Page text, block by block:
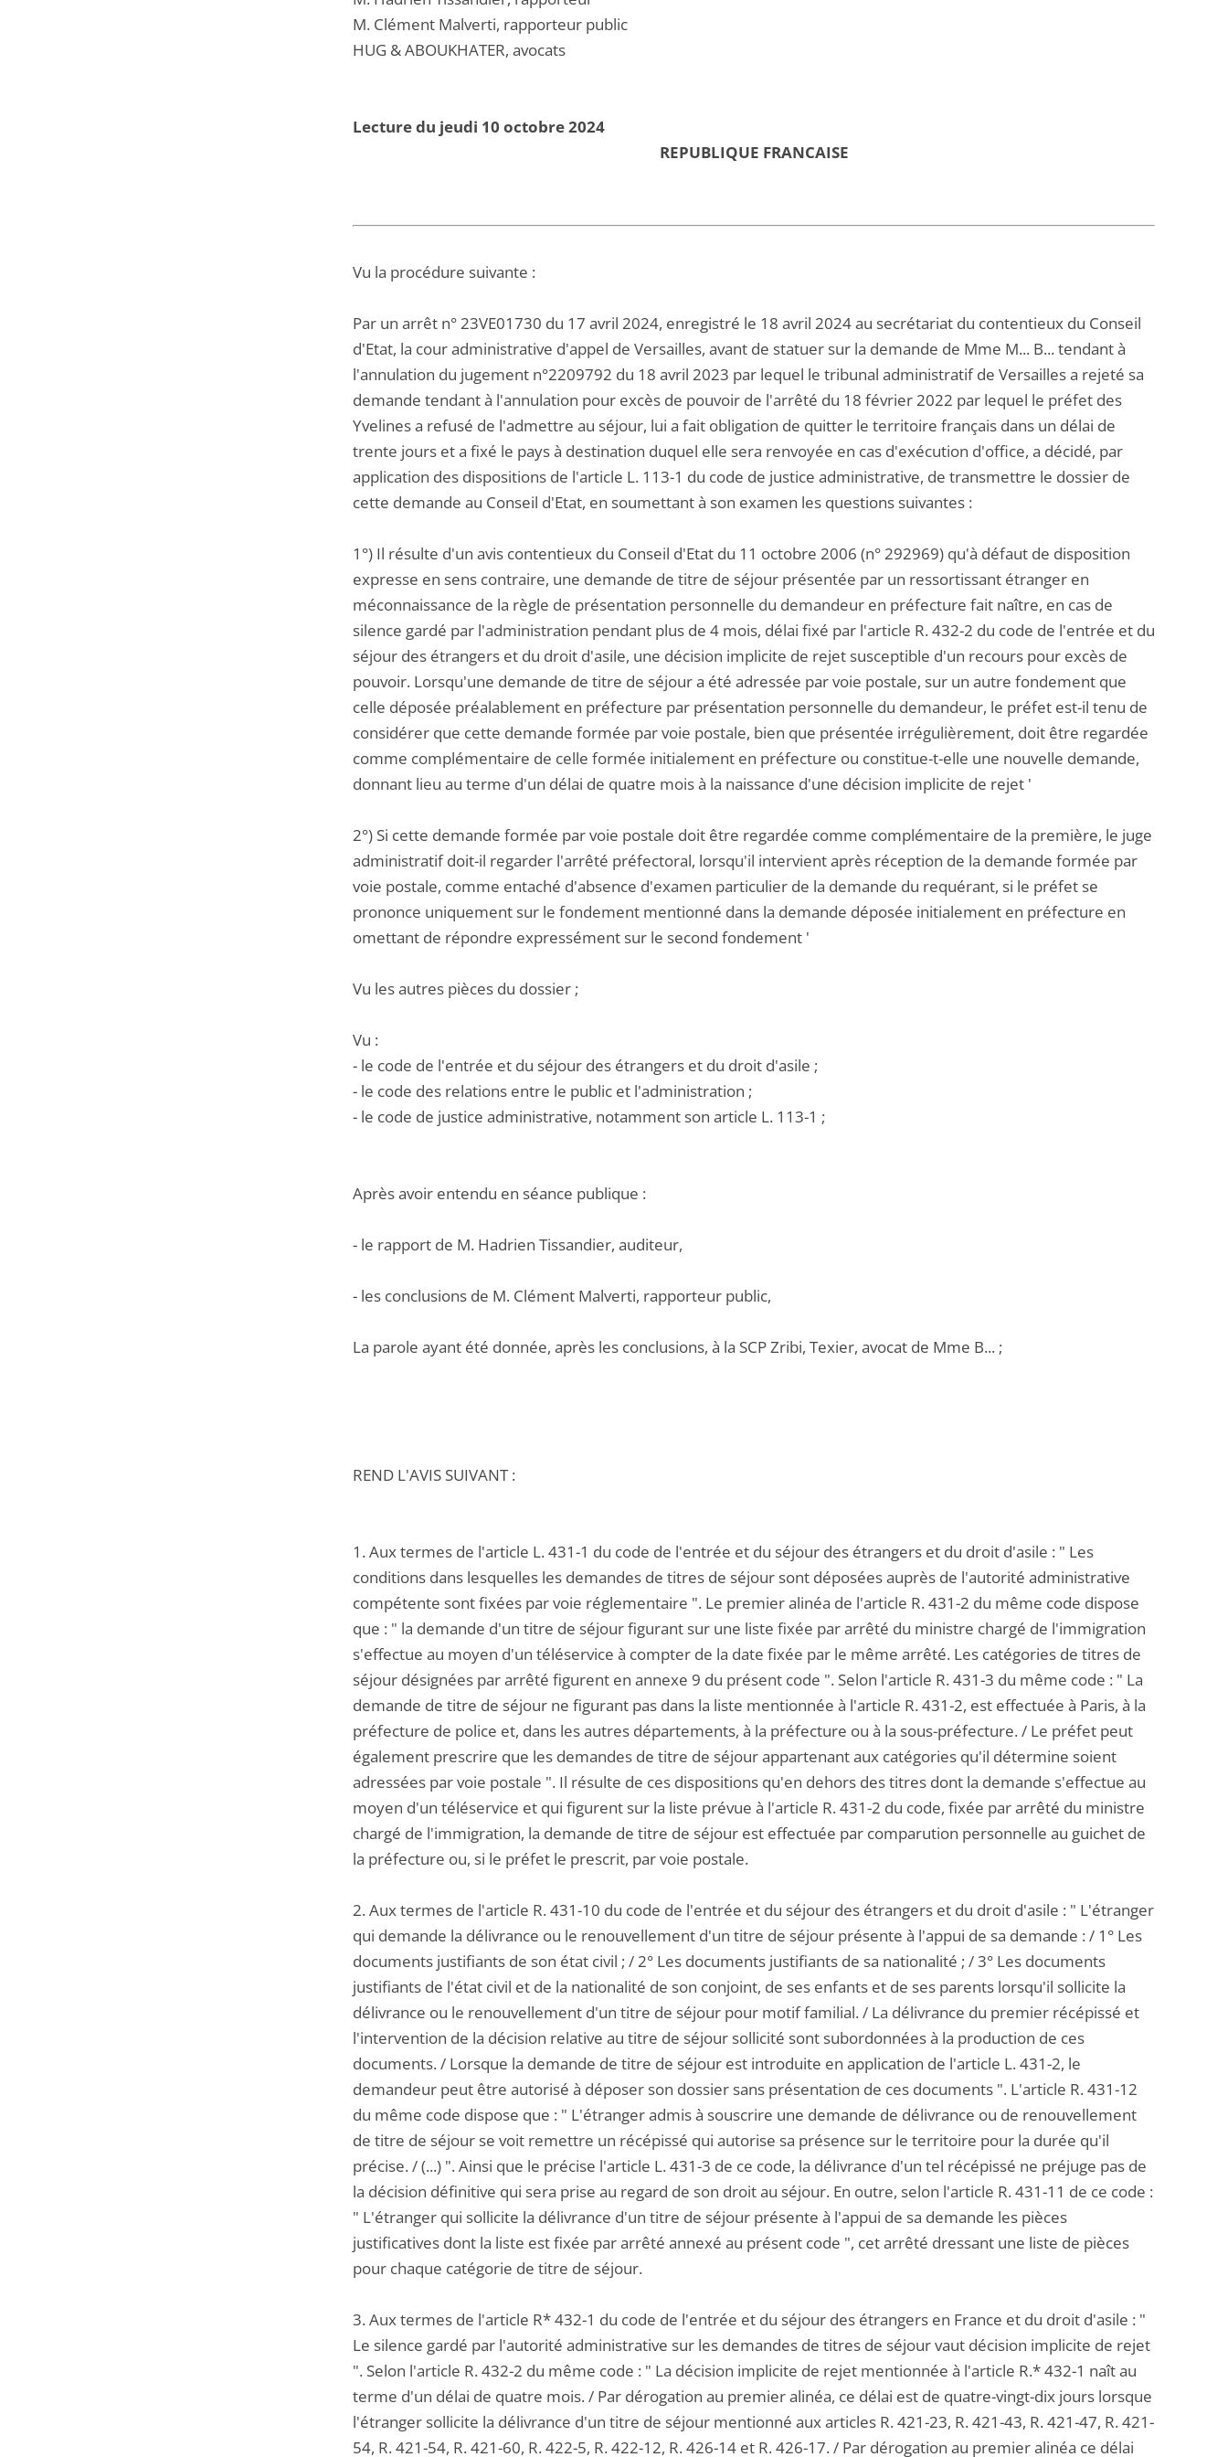
M. Clément Malverti, rapporteur public
HUG & ABOUKHATER, avocats
Lecture du jeudi 10 octobre 2024
REPUBLIQUE FRANCAISE
Vu la procédure suivante :
Par un arrêt n° 23VE01730 du 17 avril 2024, enregistré le 18 avril 2024 au secrétariat du contentieux du Conseil
d'Etat, la cour administrative d'appel de Versailles, avant de statuer sur la demande de Mme M... B... tendant à
l'annulation du jugement n°2209792 du 18 avril 2023 par lequel le tribunal administratif de Versailles a rejeté sa
demande tendant à l'annulation pour excès de pouvoir de l'arrêté du 18 février 2022 par lequel le préfet des
Yvelines a refusé de l'admettre au séjour, lui a fait obligation de quitter le territoire français dans un délai de
trente jours et a fixé le pays à destination duquel elle sera renvoyée en cas d'exécution d'office, a décidé, par
application des dispositions de l'article L. 113-1 du code de justice administrative, de transmettre le dossier de
cette demande au Conseil d'Etat, en soumettant à son examen les questions suivantes :
1°) Il résulte d'un avis contentieux du Conseil d'Etat du 11 octobre 2006 (n° 292969) qu'à défaut de disposition
expresse en sens contraire, une demande de titre de séjour présentée par un ressortissant étranger en
méconnaissance de la règle de présentation personnelle du demandeur en préfecture fait naître, en cas de
silence gardé par l'administration pendant plus de 4 mois, délai fixé par l'article R. 432-2 du code de l'entrée et du
séjour des étrangers et du droit d'asile, une décision implicite de rejet susceptible d'un recours pour excès de
pouvoir. Lorsqu'une demande de titre de séjour a été adressée par voie postale, sur un autre fondement que
celle déposée préalablement en préfecture par présentation personnelle du demandeur, le préfet est-il tenu de
considérer que cette demande formée par voie postale, bien que présentée irrégulièrement, doit être regardée
comme complémentaire de celle formée initialement en préfecture ou constitue-t-elle une nouvelle demande,
donnant lieu au terme d'un délai de quatre mois à la naissance d'une décision implicite de rejet '
2°) Si cette demande formée par voie postale doit être regardée comme complémentaire de la première, le juge
administratif doit-il regarder l'arrêté préfectoral, lorsqu'il intervient après réception de la demande formée par
voie postale, comme entaché d'absence d'examen particulier de la demande du requérant, si le préfet se
prononce uniquement sur le fondement mentionné dans la demande déposée initialement en préfecture en
omettant de répondre expressément sur le second fondement '
Vu les autres pièces du dossier ;
Vu :
- le code de l'entrée et du séjour des étrangers et du droit d'asile ;
- le code des relations entre le public et l'administration ;
- le code de justice administrative, notamment son article L. 113-1 ;
Après avoir entendu en séance publique :
- le rapport de M. Hadrien Tissandier, auditeur,
- les conclusions de M. Clément Malverti, rapporteur public,
La parole ayant été donnée, après les conclusions, à la SCP Zribi, Texier, avocat de Mme B... ;
REND L'AVIS SUIVANT :
1. Aux termes de l'article L. 431-1 du code de l'entrée et du séjour des étrangers et du droit d'asile : " Les
conditions dans lesquelles les demandes de titres de séjour sont déposées auprès de l'autorité administrative
compétente sont fixées par voie réglementaire ". Le premier alinéa de l'article R. 431-2 du même code dispose
que : " la demande d'un titre de séjour figurant sur une liste fixée par arrêté du ministre chargé de l'immigration
s'effectue au moyen d'un téléservice à compter de la date fixée par le même arrêté. Les catégories de titres de
séjour désignées par arrêté figurent en annexe 9 du présent code ". Selon l'article R. 431-3 du même code : " La
demande de titre de séjour ne figurant pas dans la liste mentionnée à l'article R. 431-2, est effectuée à Paris, à la
préfecture de police et, dans les autres départements, à la préfecture ou à la sous-préfecture. / Le préfet peut
également prescrire que les demandes de titre de séjour appartenant aux catégories qu'il détermine soient
adressées par voie postale ". Il résulte de ces dispositions qu'en dehors des titres dont la demande s'effectue au
moyen d'un téléservice et qui figurent sur la liste prévue à l'article R. 431-2 du code, fixée par arrêté du ministre
chargé de l'immigration, la demande de titre de séjour est effectuée par comparution personnelle au guichet de
la préfecture ou, si le préfet le prescrit, par voie postale.
2. Aux termes de l'article R. 431-10 du code de l'entrée et du séjour des étrangers et du droit d'asile : " L'étranger
qui demande la délivrance ou le renouvellement d'un titre de séjour présente à l'appui de sa demande : / 1° Les
documents justifiants de son état civil ; / 2° Les documents justifiants de sa nationalité ; / 3° Les documents
justifiants de l'état civil et de la nationalité de son conjoint, de ses enfants et de ses parents lorsqu'il sollicite la
délivrance ou le renouvellement d'un titre de séjour pour motif familial. / La délivrance du premier récépissé et
l'intervention de la décision relative au titre de séjour sollicité sont subordonnées à la production de ces
documents. / Lorsque la demande de titre de séjour est introduite en application de l'article L. 431-2, le
demandeur peut être autorisé à déposer son dossier sans présentation de ces documents ". L'article R. 431-12
du même code dispose que : " L'étranger admis à souscrire une demande de délivrance ou de renouvellement
de titre de séjour se voit remettre un récépissé qui autorise sa présence sur le territoire pour la durée qu'il
précise. / (...) ". Ainsi que le précise l'article L. 431-3 de ce code, la délivrance d'un tel récépissé ne préjuge pas de
la décision définitive qui sera prise au regard de son droit au séjour. En outre, selon l'article R. 431-11 de ce code :
" L'étranger qui sollicite la délivrance d'un titre de séjour présente à l'appui de sa demande les pièces
justificatives dont la liste est fixée par arrêté annexé au présent code ", cet arrêté dressant une liste de pièces
pour chaque catégorie de titre de séjour.
3. Aux termes de l'article R* 432-1 du code de l'entrée et du séjour des étrangers en France et du droit d'asile : "
Le silence gardé par l'autorité administrative sur les demandes de titres de séjour vaut décision implicite de rejet
". Selon l'article R. 432-2 du même code : " La décision implicite de rejet mentionnée à l'article R.* 432-1 naît au
terme d'un délai de quatre mois. / Par dérogation au premier alinéa, ce délai est de quatre-vingt-dix jours lorsque
l'étranger sollicite la délivrance d'un titre de séjour mentionné aux articles R. 421-23, R. 421-43, R. 421-47, R. 421-
54, R. 421-54, R. 421-60, R. 422-5, R. 422-12, R. 426-14 et R. 426-17. / Par dérogation au premier alinéa ce délai